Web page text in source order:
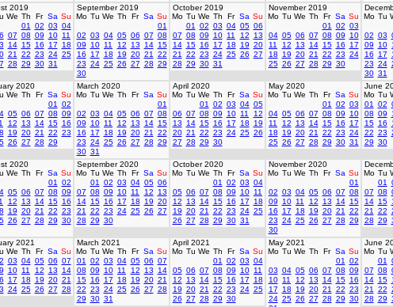
2019
We Th Fr Sa Su
01
02 03 04
07 08 09 10 11
14 15 16 17
18
21 22 23 24 25
28 29 30 31
September 2019
Mo Tu We Th Fr Sa Su
01
02 03 04 05 06 07 08
09
10 11 12 13 14 15
16
17 18 19 20 21
22
23 24 25 26 27 28 29
30
October 2019
Mo Tu We Th Fr Sa Su
01
02 03 04 05 06
07 08 09 10 11 12
13
14 15 16 17 18 19 20
21
22 23 24 25 26 27
28 29 30 31
November 2019
Mo Tu We Th Fr Sa Su
01
02 03
04 05 06 07 08 09
10
11
12 13 14 15 16
17
18
19 20 21 22 23 24
25 26 27 28 29 30
Mo Tu
02 03
09
10
16
17
23 24
30 31
2020
We Th Fr Sa Su
01
02
05 06 07 08 09
12 13 14 15 16
19 20 21 22 23
26 27 28 29
March 2020
Mo Tu We Th Fr Sa Su
01
02 03 04 05 06 07 08
09
10 11 12 13 14 15
16
17 18 19 20 21
22
23 24 25 26 27 28 29
30 31
April 2020
Mo Tu We Th Fr Sa Su
01
02 03 04 05
06 07 08 09 10 11
12
13
14 15 16 17 18
19
20 21 22 23 24 25 26
27 28 29 30
May 2020
Mo Tu We Th Fr Sa Su
01
02 03
04 05 06 07 08 09
10
11
12 13 14 15 16
17
18
19 20 21 22 23 24
25 26 27 28 29 30 31
June
Mo Tu
01
02
08 09
15 16
22 23
29 30
2020
We Th Fr Sa Su
01
02
05 06 07 08 09
12 13 14 15 16
19 20 21 22 23
26 27 28 29 30
September 2020
Mo Tu We Th Fr Sa Su
01
02 03 04 05 06
07 08 09 10 11 12
13
14 15 16 17 18 19 20
21
22 23 24 25 26 27
28 29 30
October 2020
Mo Tu We Th Fr Sa Su
01
02 03 04
05 06 07 08 09 10 11
12
13 14 15 16 17
18
19 20 21 22 23 24 25
26 27 28 29 30 31
November 2020
Mo Tu We Th Fr Sa Su
01
02 03 04 05 06 07 08
09
10 11 12 13 14 15
16
17 18 19 20 21
22
23 24 25 26 27 28 29
30
Mo Tu
01
07 08
14 15
21
22
28 29
2021
We Th Fr Sa Su
03 04 05 06 07
10 11 12 13
14
17 18 19 20 21
24 25 26 27 28
March 2021
Mo Tu We Th Fr Sa Su
01
02 03 04 05 06 07
08 09 10 11 12 13
14
15 16 17 18 19 20 21
22 23 24 25 26 27 28
29 30 31
April 2021
Mo Tu We Th Fr Sa Su
01
02 03 04
05 06 07 08 09 10 11
12
13 14 15 16 17
18
19 20 21 22 23 24 25
26 27 28 29 30
May 2021
Mo Tu We Th Fr Sa Su
01
02
03 04 05 06 07 08 09
10 11 12 13 14 15 16
17
18 19 20 21 22 23
24 25 26 27 28 29 30
June
Mo Tu
01
07 08
14 15
21
22
28 29